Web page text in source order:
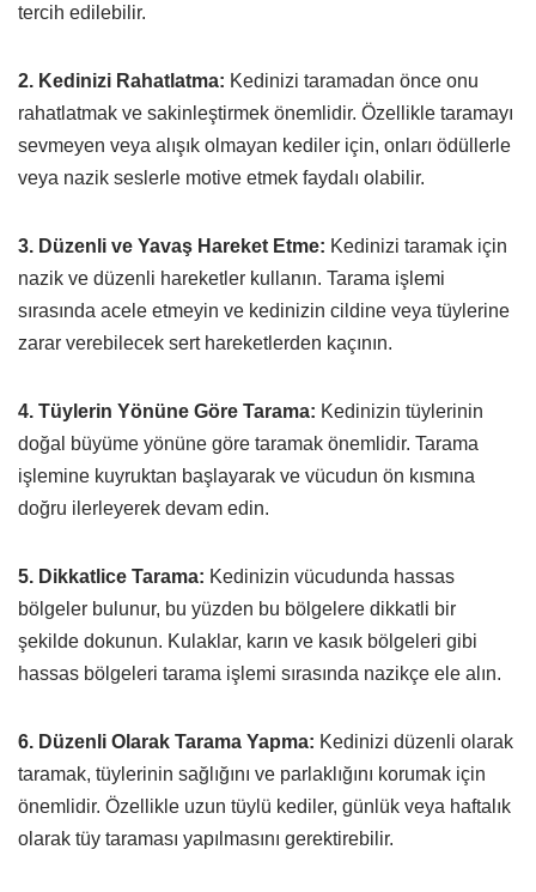
tercih edilebilir.
2. Kedinizi Rahatlatma: Kedinizi taramadan önce onu
rahatlatmak ve sakinleştirmek önemlidir. Özellikle taramayı
sevmeyen veya alışık olmayan kediler için, onları ödüllerle
veya nazik seslerle motive etmek faydalı olabilir.
3. Düzenli ve Yavaş Hareket Etme: Kedinizi taramak için
nazik ve düzenli hareketler kullanın. Tarama işlemi
sırasında acele etmeyin ve kedinizin cildine veya tüylerine
zarar verebilecek sert hareketlerden kaçının.
4. Tüylerin Yönüne Göre Tarama: Kedinizin tüylerinin
doğal büyüme yönüne göre taramak önemlidir. Tarama
işlemine kuyruktan başlayarak ve vücudun ön kısmına
doğru ilerleyerek devam edin.
5. Dikkatlice Tarama: Kedinizin vücudunda hassas
bölgeler bulunur, bu yüzden bu bölgelere dikkatli bir
şekilde dokunun. Kulaklar, karın ve kasık bölgeleri gibi
hassas bölgeleri tarama işlemi sırasında nazikçe ele alın.
6. Düzenli Olarak Tarama Yapma: Kedinizi düzenli olarak
taramak, tüylerinin sağlığını ve parlaklığını korumak için
önemlidir. Özellikle uzun tüylü kediler, günlük veya haftalık
olarak tüy taraması yapılmasını gerektirebilir.